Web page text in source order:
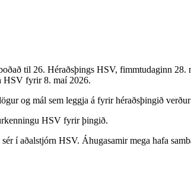
til 26. Héraðsþings HSV, fimmtudaginn
HSV fyrir 8. maí 2026.
og mál sem leggja á fyrir héraðsþingið
HSV fyrir þingið.
í aðalstjórn HSV. Áhugasamir mega hafa